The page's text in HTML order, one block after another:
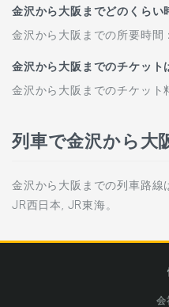
金沢から大阪までどのくらい
金沢から大阪までの所要時間
金沢から大阪までのチケット
金沢から大阪までのチケット
列車で金沢から大
金沢から大阪までの列車路線
JR西日本, JR東海。
会